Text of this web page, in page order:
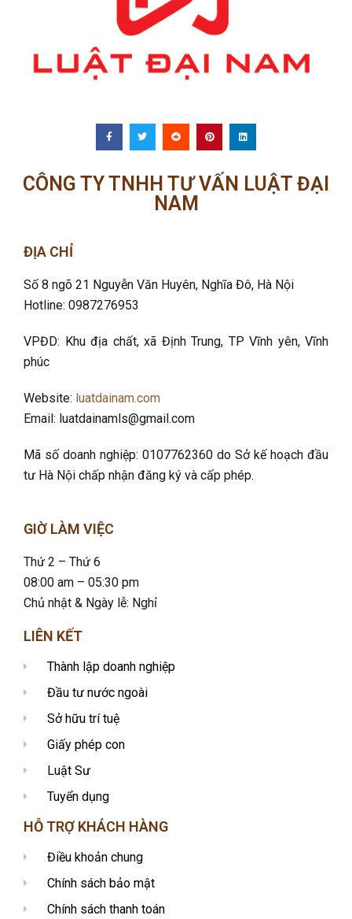
CÔNG TY TNHH TƯ VẤN LUẬT ĐẠI
NAM
ĐỊA CHỈ
Số 8 ngõ 21 Nguyễn Văn Huyên, Nghĩa Đô, Hà Nội
Hotline: 0987276953
VPĐD: Khu địa chất, xã Định Trung, TP Vĩnh yên, Vĩnh
phúc
Website: luatdainam.com
Email: luatdainamls@gmail.com
Mã số doanh nghiệp: 0107762360 do Sở kế hoạch đầu
tư Hà Nội chấp nhận đăng ký và cấp phép.
GIỜ LÀM VIỆC
Thứ 2 – Thứ 6
08:00 am – 05:30 pm
Chủ nhật & Ngày lễ: Nghỉ
LIÊN KẾT
Thành lập doanh nghiệp
Đầu tư nước ngoài
Sở hữu trí tuệ
Giấy phép con
Luật Sư
Tuyển dụng
HỖ TRỢ KHÁCH HÀNG
Điều khoản chung
Chính sách bảo mật
Chính sách thanh toán